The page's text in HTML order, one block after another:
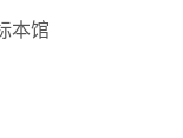
本馆